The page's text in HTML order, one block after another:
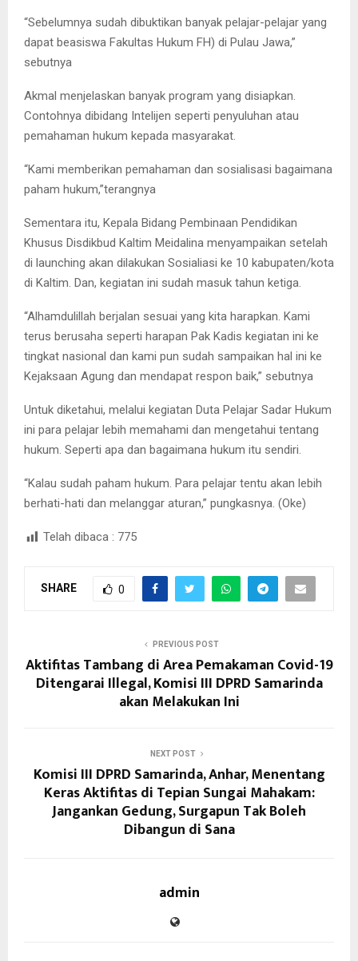
“Sebelumnya sudah dibuktikan banyak pelajar-pelajar yang
dapat beasiswa Fakultas Hukum FH) di Pulau Jawa,”
sebutnya
Akmal menjelaskan banyak program yang disiapkan.
Contohnya dibidang Intelijen seperti penyuluhan atau
pemahaman hukum kepada masyarakat.
“Kami memberikan pemahaman dan sosialisasi bagaimana
paham hukum,”terangnya
Sementara itu, Kepala Bidang Pembinaan Pendidikan
Khusus Disdikbud Kaltim Meidalina menyampaikan setelah
di launching akan dilakukan Sosialiasi ke 10 kabupaten/kota
di Kaltim. Dan, kegiatan ini sudah masuk tahun ketiga.
“Alhamdulillah berjalan sesuai yang kita harapkan. Kami
terus berusaha seperti harapan Pak Kadis kegiatan ini ke
tingkat nasional dan kami pun sudah sampaikan hal ini ke
Kejaksaan Agung dan mendapat respon baik,” sebutnya
Untuk diketahui, melalui kegiatan Duta Pelajar Sadar Hukum
ini para pelajar lebih memahami dan mengetahui tentang
hukum. Seperti apa dan bagaimana hukum itu sendiri.
“Kalau sudah paham hukum. Para pelajar tentu akan lebih
berhati-hati dan melanggar aturan,” pungkasnya. (Oke)
Telah dibaca : 775
SHARE 0
PREVIOUS POST
Aktifitas Tambang di Area Pemakaman Covid-19
Ditengarai Illegal, Komisi III DPRD Samarinda
akan Melakukan Ini
NEXT POST
Komisi III DPRD Samarinda, Anhar, Menentang
Keras Aktifitas di Tepian Sungai Mahakam:
Jangankan Gedung, Surgapun Tak Boleh
Dibangun di Sana
admin